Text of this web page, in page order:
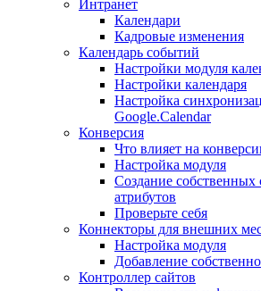
Интранет
Календари
Кадровые изменения
Календарь событий
Настройки модуля
Настройки календаря
Настройка
Google.Calendar
Конверсия
Что влияет на
Настройка модуля
Создание собственных
атрибутов
Проверьте себя
Коннекторы для внешних
Настройка модуля
Добавление
Контроллер сайтов